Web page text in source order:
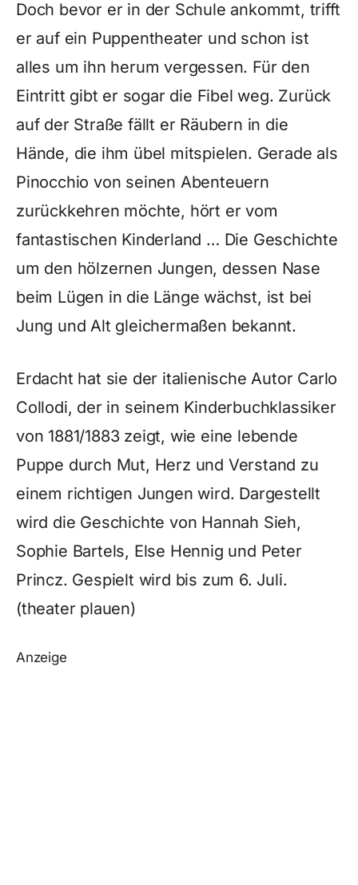
Doch bevor er in der Schule ankommt, trifft
er auf ein Puppentheater und schon ist
alles um ihn herum vergessen. Für den
Eintritt gibt er sogar die Fibel weg. Zurück
auf der Straße fällt er Räubern in die
Hände, die ihm übel mitspielen. Gerade als
Pinocchio von seinen Abenteuern
zurückkehren möchte, hört er vom
fantastischen Kinderland … Die Geschichte
um den hölzernen Jungen, dessen Nase
beim Lügen in die Länge wächst, ist bei
Jung und Alt gleichermaßen bekannt.
Erdacht hat sie der italienische Autor Carlo
Collodi, der in seinem Kinderbuchklassiker
von 1881/1883 zeigt, wie eine lebende
Puppe durch Mut, Herz und Verstand zu
einem richtigen Jungen wird. Dargestellt
wird die Geschichte von Hannah Sieh,
Sophie Bartels, Else Hennig und Peter
Princz. Gespielt wird bis zum 6. Juli.
(theater plauen)
Anzeige